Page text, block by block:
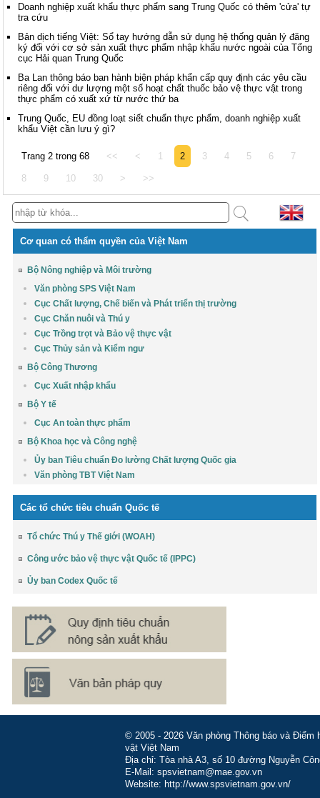
Doanh nghiệp xuất khẩu thực phẩm sang Trung Quốc có thêm 'cửa' tự
tra cứu
Bản dịch tiếng Việt: Sổ tay hướng dẫn sử dụng hệ thống quản lý đăng
ký đối với cơ sở sản xuất thực phẩm nhập khẩu nước ngoài của Tổng
cục Hải quan Trung Quốc
Ba Lan thông báo ban hành biện pháp khẩn cấp quy định các yêu cầu
riêng đối với dư lượng một số hoạt chất thuốc bảo vệ thực vật trong
thực phẩm có xuất xứ từ nước thứ ba
Trung Quốc, EU đồng loạt siết chuẩn thực phẩm, doanh nghiệp xuất
khẩu Việt cần lưu ý gì?
Trang 2 trong 68 << < 1 2 3 4 5 6 7
8 9 10 30 > >>
Cơ quan có thẩm quyền của Việt Nam
Bộ Nông nghiệp và Môi trường
Văn phòng SPS Việt Nam
Cục Chất lượng, Chế biến và Phát triển thị trường
Cục Chăn nuôi và Thú y
Cục Trồng trọt và Bảo vệ thực vật
Cục Thủy sản và Kiểm ngư
Bộ Công Thương
Cục Xuất nhập khẩu
Bộ Y tế
Cục An toàn thực phẩm
Bộ Khoa học và Công nghệ
Ủy ban Tiêu chuẩn Đo lường Chất lượng Quốc gia
Văn phòng TBT Việt Nam
Các tổ chức tiêu chuẩn Quốc tế
Tổ chức Thú y Thế giới (WOAH)
Công ước bảo vệ thực vật Quốc tế (IPPC)
Ủy ban Codex Quốc tế
© 2005 - 2026 Văn phòng Thông báo và
vật Việt Nam
Địa chỉ: Tòa nhà A3, số 10 đường Nguyễn
E-Mail: spsvietnam@mae.gov.vn
Website: http://www.spsvietnam.gov.vn/